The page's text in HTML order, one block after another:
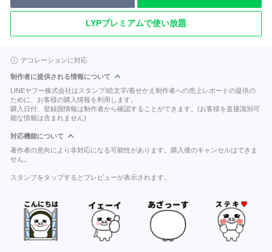
LYPプレミアムで使い放題
デコレーションに対応
制作者に提供される情報について
LINEヤフー株式会社はスタンプ/絵文字/着せかえ制作者への売上レポートの提供の
ために、お客様の購入情報を利用します。
購入日付、登録国情報は制作者から確認することができます。(お客様を直接識別可
能な情報は含まれません)
対応機能について
著作者の意向により非対応になる可能性があります。購入後のキャンセルはできま
せん。
スタンプをタップするとプレビューが表示されます。